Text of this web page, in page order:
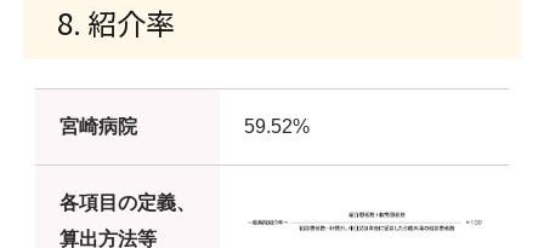
8. 紹介率
宮崎病院 59.52%
各項目の定義、
算出方法等